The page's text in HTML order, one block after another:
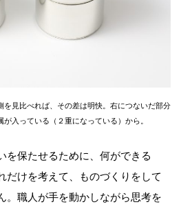
を見比べれば、その差は明快。右につないだ部分
入っている（２重になっている）から。
を保たせるために、何ができる
だけを考えて、ものづくりをして
。職人が手を動かしながら思考を